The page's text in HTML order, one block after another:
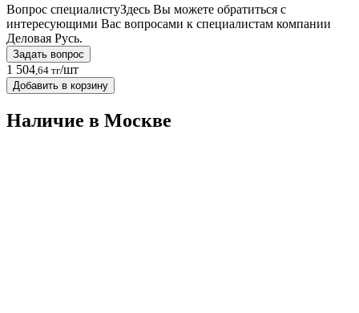
Вопрос специалистуЗдесь Вы можете обратиться с
интересующими Вас вопросами к специалистам компании
Деловая Русь.
Задать вопрос
1 504,64 тг/шт
Добавить в корзину
Наличие в Москвe